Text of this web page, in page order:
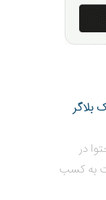
بلاگر
در
به کسب